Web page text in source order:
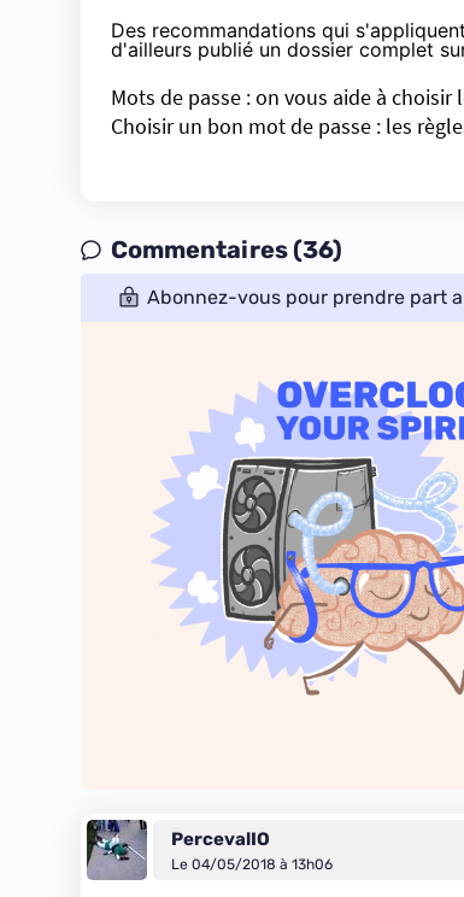
Des recommandations qui
d'ailleurs publié un dossier complet
Mots de passe : on vous aide à
Choisir un bon mot de passe : les
Commentaires (36)
Abonnez-vous pour prendre part
PercevalIO
Le 04/05/2018 à 13h06